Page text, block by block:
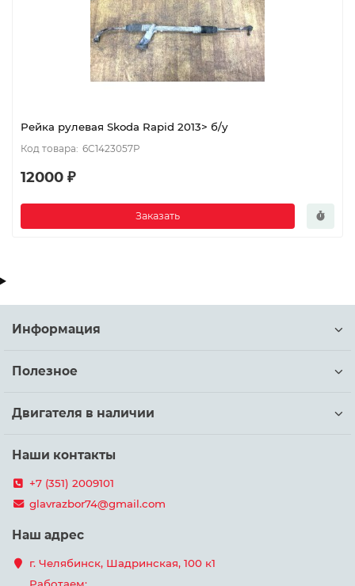
Рейка рулевая Skoda Rapid 2013> б/у
6C1423057P
12000 ₽
Заказать
Информация
Полезное
Двигателя в наличии
Наши контакты
+7 (351) 2009101
glavrazbor74@gmail.com
Наш адрес
г. Челябинск, Шадринская, 100 к1